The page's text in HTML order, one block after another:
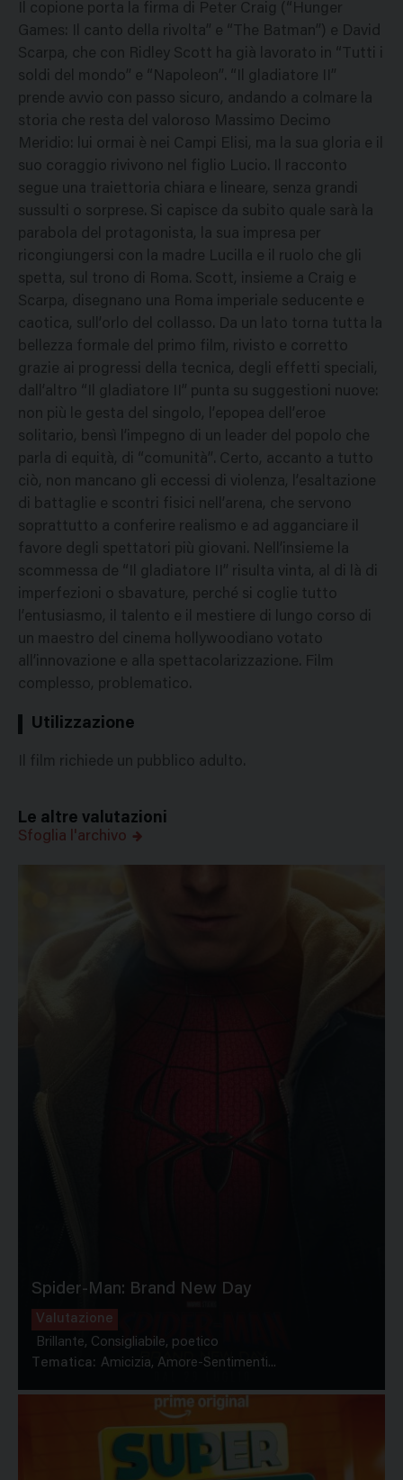
Il copione porta la firma di Peter Craig (“Hunger
Games: Il canto della rivolta” e “The Batman”) e David
Scarpa, che con Ridley Scott ha già lavorato in “Tutti i
soldi del mondo” e “Napoleon”. “Il gladiatore II”
prende avvio con passo sicuro, andando a colmare la
storia che resta del valoroso Massimo Decimo
Meridio: lui ormai è nei Campi Elisi, ma la sua gloria e il
suo coraggio rivivono nel figlio Lucio. Il racconto
segue una traiettoria chiara e lineare, senza grandi
sussulti o sorprese. Si capisce da subito quale sarà la
parabola del protagonista, la sua impresa per
ricongiungersi con la madre Lucilla e il ruolo che gli
spetta, sul trono di Roma. Scott, insieme a Craig e
Scarpa, disegnano una Roma imperiale seducente e
caotica, sull’orlo del collasso. Da un lato torna tutta la
bellezza formale del primo film, rivisto e corretto
grazie ai progressi della tecnica, degli effetti speciali,
dall’altro “Il gladiatore II” punta su suggestioni nuove:
non più le gesta del singolo, l’epopea dell’eroe
solitario, bensì l’impegno di un leader del popolo che
parla di equità, di “comunità”. Certo, accanto a tutto
ciò, non mancano gli eccessi di violenza, l’esaltazione
di battaglie e scontri fisici nell’arena, che servono
soprattutto a conferire realismo e ad agganciare il
favore degli spettatori più giovani. Nell’insieme la
scommessa de “Il gladiatore II” risulta vinta, al di là di
imperfezioni o sbavature, perché si coglie tutto
l’entusiasmo, il talento e il mestiere di lungo corso di
un maestro del cinema hollywoodiano votato
all’innovazione e alla spettacolarizzazione. Film
complesso, problematico.
Utilizzazione
Il film richiede un pubblico adulto.
Le altre valutazioni
Sfoglia l'archivo
Spider-Man: Brand New Day
Valutazione
Brillante, Consigliabile, poetico
Tematica: Amicizia, Amore-Sentimenti...